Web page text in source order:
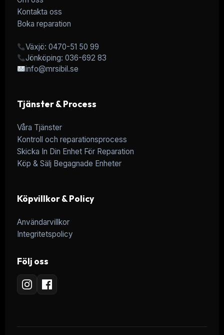
Kontakta oss
Boka reparation
Växjö: 0470-51 50 99
Jönköping: 036-692 83
info@mrsibil.se
Tjänster & Process
Våra Tjänster
Kontroll och reparationsprocess
Skicka In Din Enhet För Reparation
Köp & Sälj Begagnade Enheter
Köpvillkor & Policy
Användarvillkor
Integritetspolicy
Följ oss